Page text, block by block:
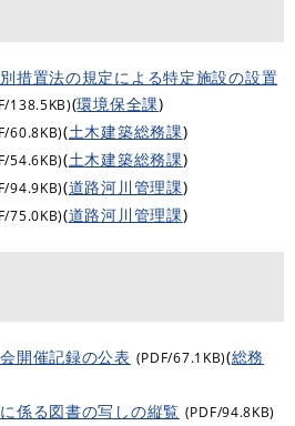
措置法の規定による特定施設の設置
138.5KB)(環境保全課)
60.8KB)(土木建築総務課)
54.6KB)(土木建築総務課)
94.9KB)(道路河川管理課)
75.0KB)(道路河川管理課)
開催記録の公表 (PDF/67.1KB)(総務
係る図書の写しの縦覧 (PDF/94.8KB)